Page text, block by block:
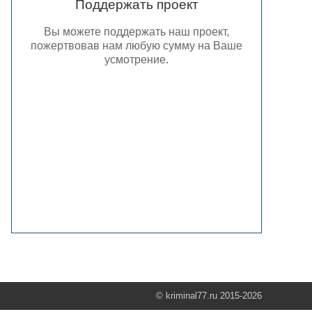
Поддержать проект
Вы можете поддержать наш проект,
пожертвовав нам любую сумму на Ваше
усмотрение.
© kriminal77.ru 2015-2026